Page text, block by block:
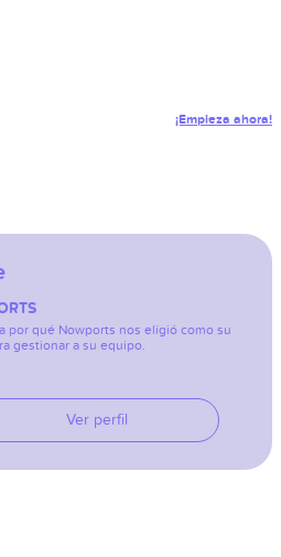
¡Empieza ahora!
por qué Nowports nos eligió como su
gestionar a su equipo.
Ver perfil